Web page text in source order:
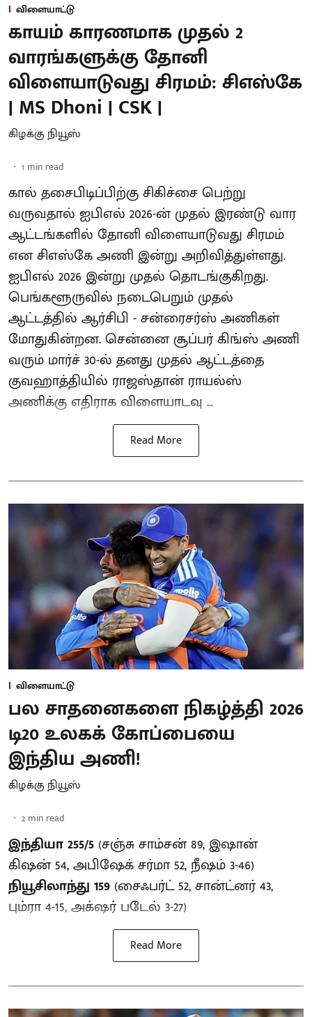
விளையாட்டு
காயம் காரணமாக முதல் 2
வாரங்களுக்கு தோனி
விளையாடுவது சிரமம்: சிஎஸ்கே
| MS Dhoni | CSK |
கிழக்கு நியூஸ்
1 min read
கால் தசைபிடிப்பிற்கு சிகிச்சை பெற்று
வருவதால் ஐபிஎல் 2026-ன் முதல் இரண்டு வார
ஆட்டங்களில் தோனி விளையாடுவது சிரமம்
என சிஎஸ்கே அணி இன்று அறிவித்துள்ளது.
ஐபிஎல் 2026 இன்று முதல் தொடங்குகிறது.
பெங்களூருவில் நடைபெறும் முதல்
ஆட்டத்தில் ஆர்சிபி - சன்ரைசர்ஸ் அணிகள்
மோதுகின்றன. சென்னை சூப்பர் கிங்ஸ் அணி
வரும் மார்ச் 30-ல் தனது முதல் ஆட்டத்தை
குவஹாத்தியில் ராஜஸ்தான் ராயல்ஸ்
அணிக்கு எதிராக விளையாடவு ...
Read More
விளையாட்டு
பல சாதனைகளை நிகழ்த்தி 2026
டி20 உலகக் கோப்பையை
இந்திய அணி!
கிழக்கு நியூஸ்
2 min read
இந்தியா 255/5 (சஞ்சு சாம்சன் 89, இஷான்
கிஷன் 54, அபிஷேக் சர்மா 52, நீஷம் 3-46)
நியூசிலாந்து 159 (சைஃபர்ட் 52, சான்ட்னர் 43,
பும்ரா 4-15, அக்‌ஷர் படேல் 3-27)
Read More